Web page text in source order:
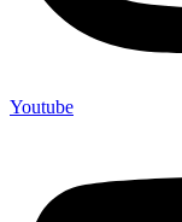
Youtube